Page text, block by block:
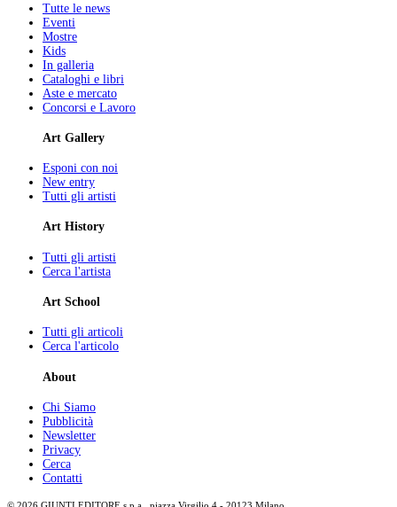
Tutte le news
Eventi
Mostre
Kids
In galleria
Cataloghi e libri
Aste e mercato
Concorsi e Lavoro
Art Gallery
Esponi con noi
New entry
Tutti gli artisti
Art History
Tutti gli artisti
Cerca l'artista
Art School
Tutti gli articoli
Cerca l'articolo
About
Chi Siamo
Pubblicità
Newsletter
Privacy
Cerca
Contatti
© 2026 GIUNTI EDITORE s.p.a., piazza Virgilio 4 - 20123 Milano